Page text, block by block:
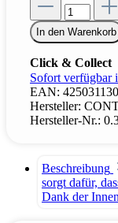
In den Warenkorb
Click & Collect
Sofort verfügbar
EAN:
Hersteller:
Hersteller-Nr.:
Beschreibung
sorgt dafür,
Dank der